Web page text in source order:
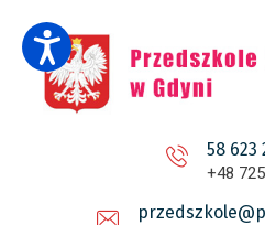
58 623
+48